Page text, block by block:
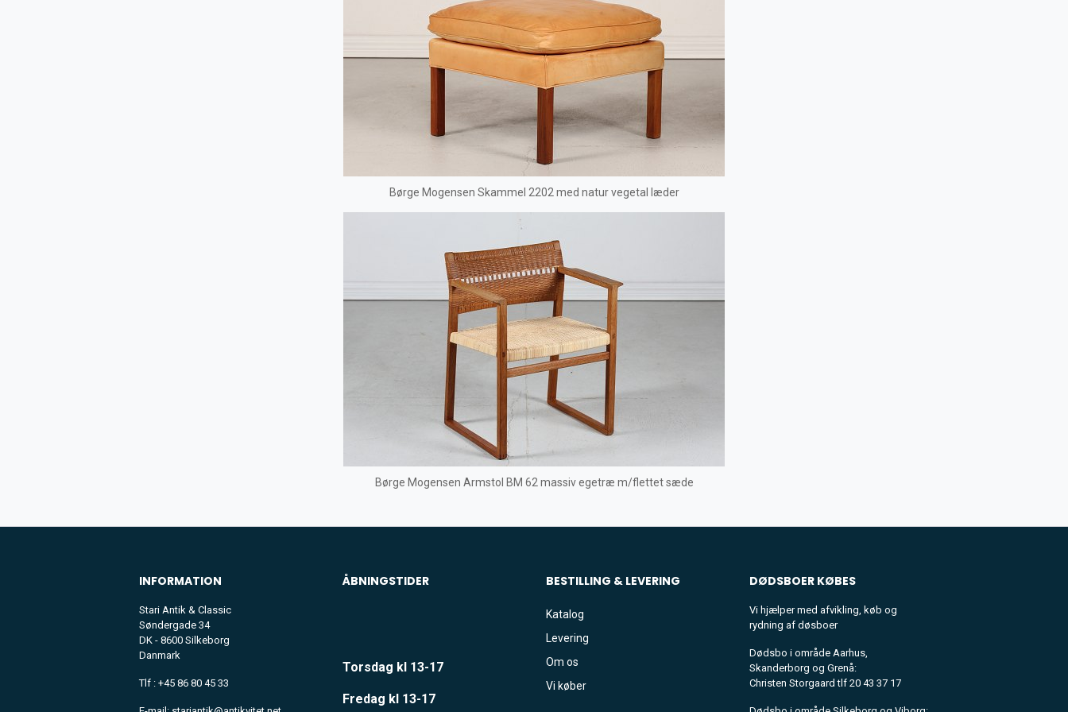
Børge Mogensen Skammel 2202 med natur vegetal læder
Børge Mogensen Armstol BM 62 massiv egetræ m/flettet sæde
INFORMATION
Stari Antik & Classic
Søndergade 34
DK - 8600 Silkeborg
Danmark
Tlf : +45 86 80 45 33
ÅBNINGSTIDER
Torsdag kl 13-17
Fredag kl 13-17
BESTILLING & LEVERING
Katalog
Levering
Om os
Vi køber
DØDSBOER KØBES
Vi hjælper med afvikling, køb og
rydning af døsboer
Dødsbo i område Aarhus,
Skanderborg og Grenå:
Christen Storgaard tlf 20 43 37 17